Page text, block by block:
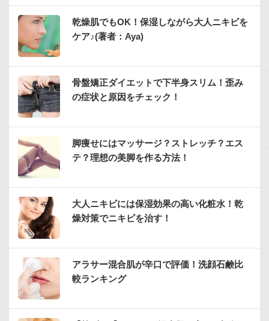
乾燥肌でもOK！保湿しながら大人ニキビを
ケア♪(著者：Aya)
骨盤矯正ダイエットで下半身スリム！歪み
の症状と原因をチェック！
脚痩せにはマッサージ？ストレッチ？エス
テ？理想の美脚を作る方法！
大人ニキビには保湿効果の高い化粧水！乾
燥対策でニキビを治す！
アラサー混合肌が辛口で評価！洗顔石鹸比
較ランキング